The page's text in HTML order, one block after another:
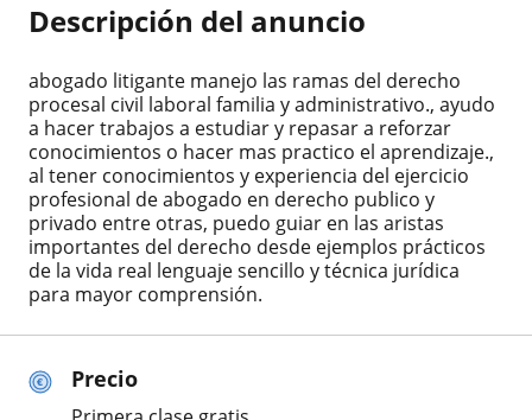
Precio
Descripción del anuncio
abogado litigante manejo las ramas del derecho
procesal civil laboral familia y administrativo., ayudo
a hacer trabajos a estudiar y repasar a reforzar
conocimientos o hacer mas practico el aprendizaje.,
al tener conocimientos y experiencia del ejercicio
profesional de abogado en derecho publico y
privado entre otras, puedo guiar en las aristas
importantes del derecho desde ejemplos prácticos
de la vida real lenguaje sencillo y técnica jurídica
para mayor comprensión.